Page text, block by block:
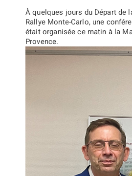
À quelques jours du Départ de
Rallye Monte-Carlo, une
était organisée ce matin à la
Provence.